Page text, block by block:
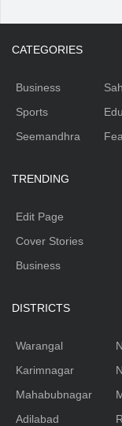
CATEGORIES
Business
Sports
Seemandhra
TRENDING
Edit Page
Cover Stories
Business
DISTRICTS
Warangal
Karimnagar
Mahabubnagar
Adilabad